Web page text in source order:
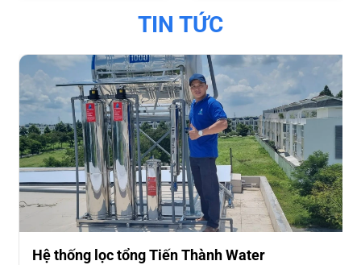
TIN TỨC
Hệ thống lọc tổng Tiến Thành Water